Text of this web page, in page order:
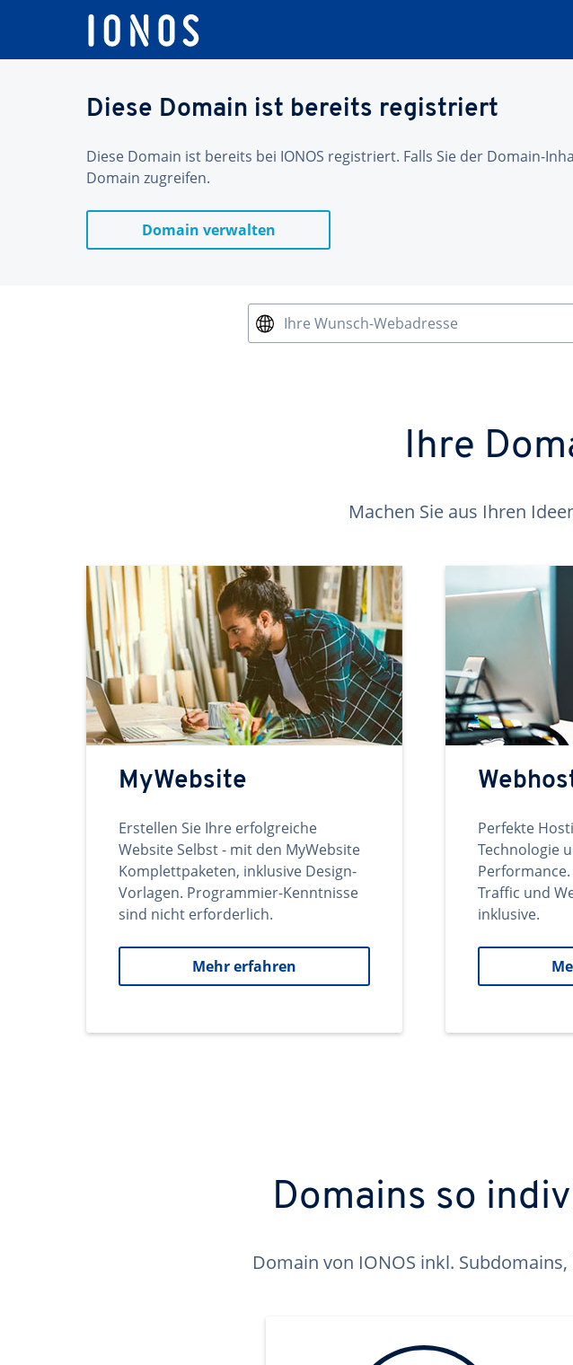
Diese Domain ist bereits registriert
Diese Domain ist bereits bei IONOS registriert. Falls Sie der Domain-
Domain zugreifen.
Domain verwalten
Ihre Wunsch-Webadresse
Ihre
Machen Sie aus Ihren
MyWebsite
Erstellen Sie Ihre erfolgreiche
Website Selbst - mit den MyWebsite
Komplettpaketen, inklusive Design-
Vorlagen. Programmier-Kenntnisse
sind nicht erforderlich.
Mehr erfahren
Perfekte
Technologie
Traffic und
inklusive.
Domains so
Domain von IONOS inkl.